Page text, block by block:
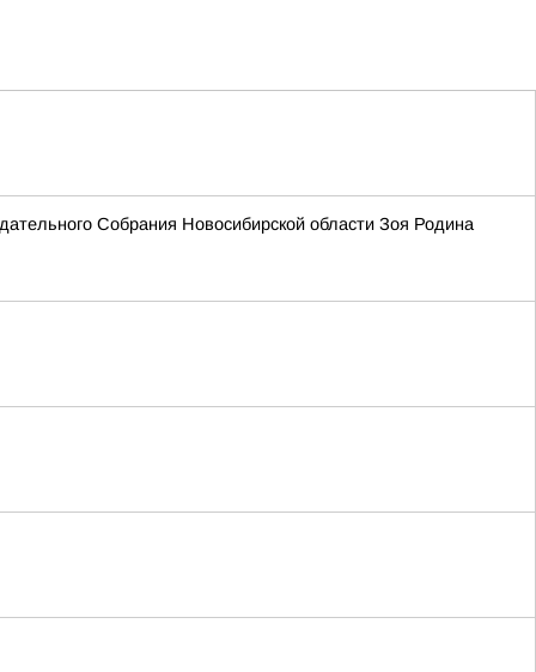
Собрания Новосибирской области Зоя Родина